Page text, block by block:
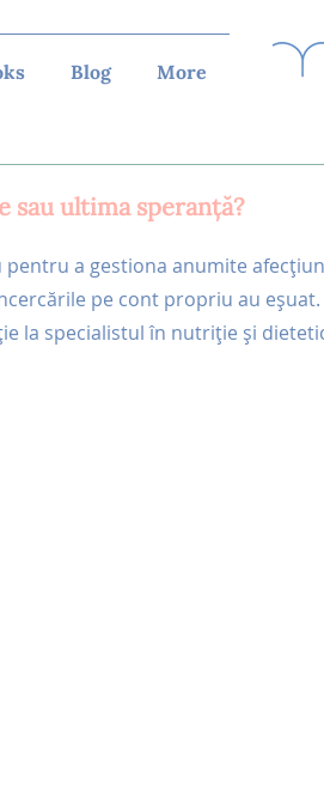
Blog More
ultima speranță?
a gestiona anumite
pe cont propriu au
la specialistul în nutriție și